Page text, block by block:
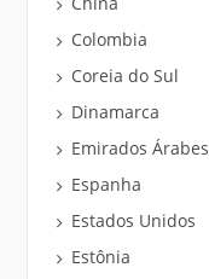
Colombia
Coreia do Sul
Dinamarca
Emirados Árabes
Espanha
Estados Unidos
Estônia